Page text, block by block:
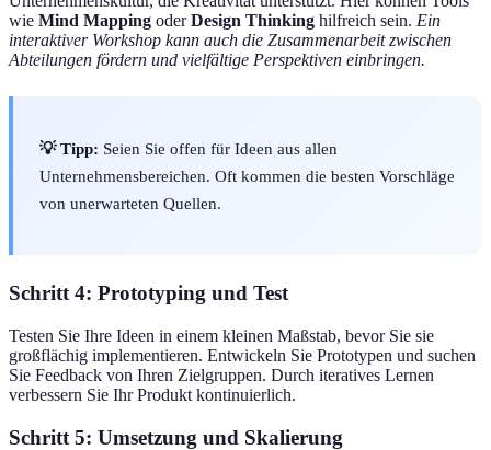
wie Mind Mapping oderDesign Thinking hilfreich sein. Ein
interaktiver Workshop kann auch die Zusammenarbeit zwischen
Abteilungen fördern und vielfältige Perspektiven einbringen.
💡 Tipp: Seien Sie offen für Ideen aus allen
Unternehmensbereichen. Oft kommen die besten Vorschläge
von unerwarteten Quellen.
Schritt 4: Prototyping und Test
Testen Sie Ihre Ideen in einem kleinen Maßstab, bevor Sie sie
großflächig implementieren. Entwickeln Sie Prototypen und suchen
Sie Feedback von Ihren Zielgruppen. Durch iteratives Lernen
verbessern Sie Ihr Produkt kontinuierlich.
Schritt 5: Umsetzung und Skalierung